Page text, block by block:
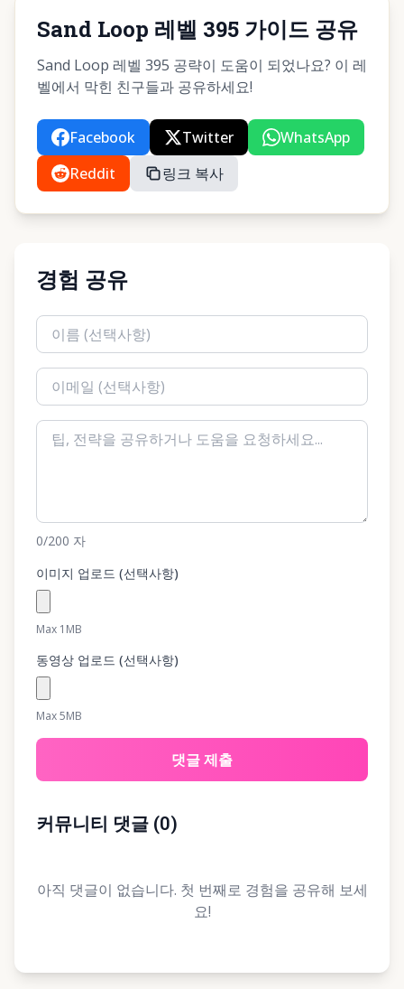
Sand Loop 레벨 395 가이드 공유
Sand Loop 레벨 395 공략이 도움이 되었나요? 이 레
벨에서 막힌 친구들과 공유하세요!
Facebook Twitter
WhatsApp
Reddit
링크 복사
경험 공유
0/200 자
이미지 업로드 (선택사항)
Max 1MB
동영상 업로드 (선택사항)
Max 5MB
댓글 제출
커뮤니티 댓글 (0)
아직 댓글이 없습니다. 첫 번째로 경험을 공유해 보세
요!